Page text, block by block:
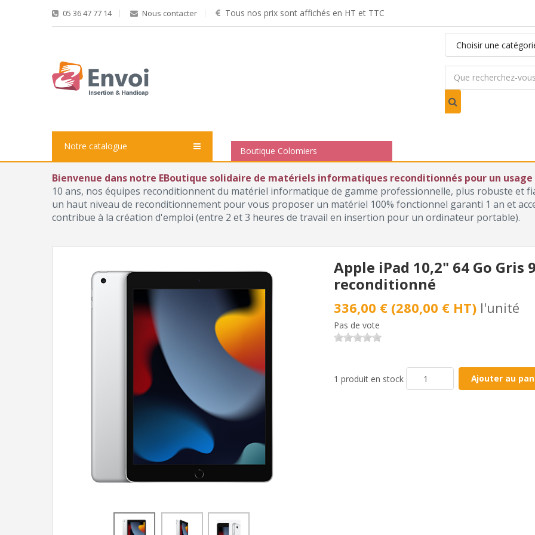
05 36 47 77 14 Nous contacter Tous nos prix sont affichés en HT et TTC
Notre catalogue Boutique Colomiers
Bienvenue dans notre EBoutique solidaire de matériels informatiques reconditionnés pour un
10 ans, nos équipes reconditionnent du matériel informatique de gamme professionnelle, plus robuste et
un haut niveau de reconditionnement pour vous proposer un matériel 100% fonctionnel garanti 1 an et
contribue à la création d'emploi (entre 2 et 3 heures de travail en insertion pour un ordinateur portable).
Apple iPad 10,2" 64 Go
reconditionné
336,00 € (280,00 € HT) l'unité
Pas de vote
1 produit en stock Ajouter au